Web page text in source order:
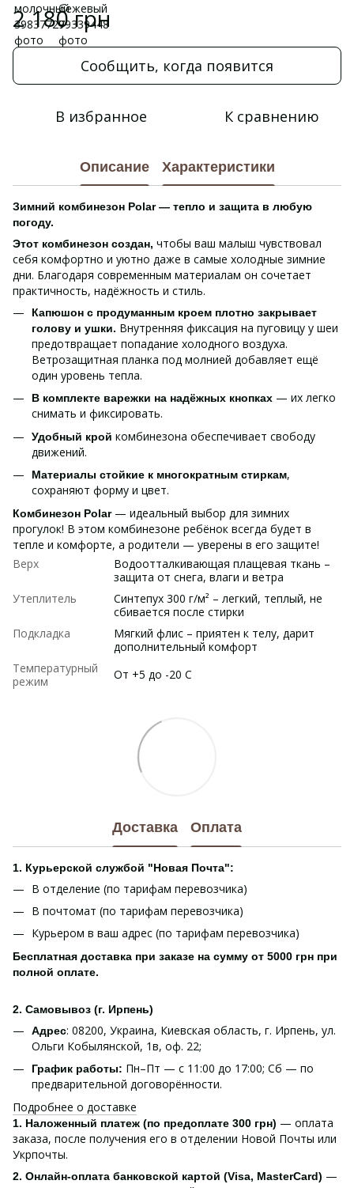
2 180 грн
Сообщить, когда появится
В избранное К сравнению
Описание Характеристики
Зимний комбинезон Polar — тепло и защита в любую
погоду.
Этот комбинезон создан, чтобы ваш малыш чувствовал
себя комфортно и уютно даже в самые холодные зимние
дни. Благодаря современным материалам он сочетает
практичность, надёжность и стиль.
Капюшон с продуманным кроем плотно закрывает
голову и ушки. Внутренняя фиксация на пуговицу у шеи
предотвращает попадание холодного воздуха.
Ветрозащитная планка под молнией добавляет ещё
один уровень тепла.
В комплекте варежки на надёжных кнопках — их легко
снимать и фиксировать.
Удобный крой комбинезона обеспечивает свободу
движений.
Материалы стойкие к многократным стиркам,
сохраняют форму и цвет.
Комбинезон Polar — идеальный выбор для зимних
прогулок! В этом комбинезоне ребёнок всегда будет в
тепле и комфорте, а родители — уверены в его защите!
Верх
Водоотталкивающая плащевая ткань –
защита от снега, влаги и ветра
Утеплитель
Синтепух 300 г/м² – легкий, теплый, не
сбивается после стирки
Подкладка
Мягкий флис – приятен к телу, дарит
дополнительный комфорт
Температурный
режим
От +5 до -20 С
Доставка Оплата
1. Курьерской службой "Новая Почта":
В отделение (по тарифам перевозчика)
В почтомат (по тарифам перевозчика)
Курьером в ваш адрес (по тарифам перевозчика)
Бесплатная доставка при заказе на сумму от 5000 грн при
полной оплате.
2. Самовывоз (г. Ирпень)
Адрес: 08200, Украина, Киевская область, г. Ирпень, ул.
Ольги Кобылянской, 1в, оф. 22;
График работы: Пн–Пт — с 11:00 до 17:00; Сб — по
предварительной договорённости.
Подробнее о доставке
1. Наложенный платеж (по предоплате 300 грн) — оплата
заказа, после получения его в отделении Новой Почты или
Укрпочты.
2. Онлайн-оплата банковской картой (Visa, MasterCard) —